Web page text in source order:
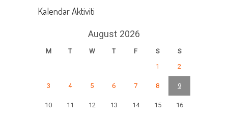
Kalendar Aktiviti
August 2026
M T W T F S
S
1
2
3 4 5 6 7 8 9
10 11 12 13 14 15 16